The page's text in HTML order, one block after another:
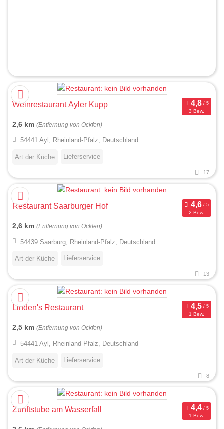
Weinrestaurant Ayler Kupp
3 Bew.
2,6 km (Entfernung von Ockfen)
54441 Ayl, Rheinland-Pfalz, Deutschland
Art der Küche Lieferservice
17
Restaurant Saarburger Hof
2 Bew.
2,6 km (Entfernung von Ockfen)
54439 Saarburg, Rheinland-Pfalz, Deutschland
Art der Küche Lieferservice
13
Linden's Restaurant
1 Bew.
2,5 km (Entfernung von Ockfen)
54441 Ayl, Rheinland-Pfalz, Deutschland
Art der Küche Lieferservice
8
Zunftstube am Wasserfall
1 Bew.